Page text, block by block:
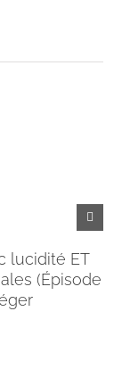
lucidité ET
(Épisode